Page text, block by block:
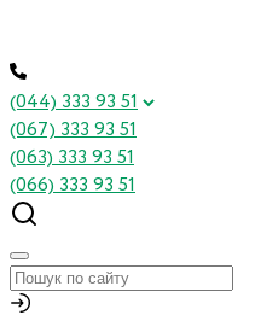
(044) 333 93 51
(067) 333 93 51
(063) 333 93 51
(066) 333 93 51